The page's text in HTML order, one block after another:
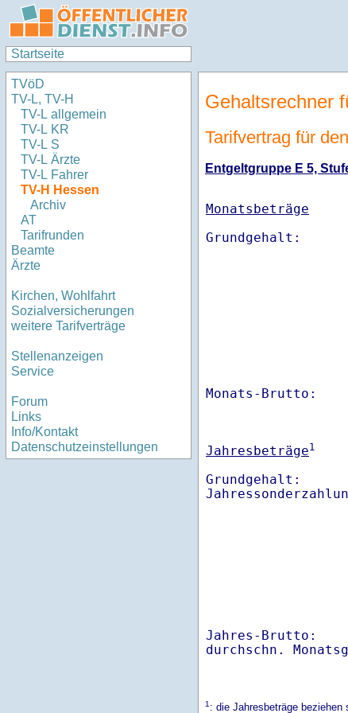
Startseite
TVöD
TV-L, TV-H
TV-L allgemein
TV-L KR
TV-L S
TV-L Ärzte
TV-L Fahrer
TV-H Hessen
Archiv
AT
Tarifrunden
Beamte
Ärzte
Kirchen, Wohlfahrt
Sozialversicherungen
weitere Tarifverträge
Stellenanzeigen
Service
Forum
Links
Info/Kontakt
Datenschutzeinstellungen
Gehaltsrechner
Tarifvertrag für
Entgeltgruppe E 5,
Monatsbeträge
Monats-
Jahresbeträge1
Grundgehalt:
Jahres-
1: die Jahresbeträge beziehen